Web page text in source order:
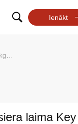
Ienākt
laima